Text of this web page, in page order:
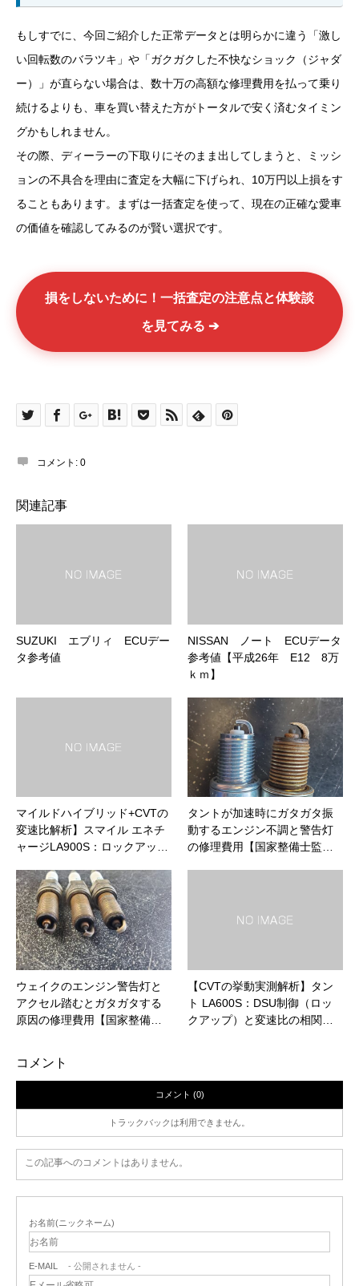
もしすでに、今回ご紹介した正常データとは明らかに違う「激し
い回転数のバラツキ」や「ガクガクした不快なショック（ジャダ
ー）」が直らない場合は、数十万の高額な修理費用を払って乗り
続けるよりも、車を買い替えた方がトータルで安く済むタイミン
グかもしれません。
その際、ディーラーの下取りにそのまま出してしまうと、ミッシ
ョンの不具合を理由に査定を大幅に下げられ、10万円以上損をす
ることもあります。まずは一括査定を使って、現在の正確な愛車
の価値を確認してみるのが賢い選択です。
損をしないために！一括査定の注意点と体験談
を見てみる ➔
コメント: 0
関連記事
SUZUKI エブリィ ECUデー
タ参考値
NISSAN ノート ECUデータ
参考値【平成26年 E12 8万
ｋｍ】
マイルドハイブリッド+CVTの
変速比解析】スマイル エネチ
ャージLA900S：ロックアッ…
タントが加速時にガタガタ振
動するエンジン不調と警告灯
の修理費用【国家整備士監…
ウェイクのエンジン警告灯と
アクセル踏むとガタガタする
原因の修理費用【国家整備…
【CVTの挙動実測解析】タン
ト LA600S：DSU制御（ロッ
クアップ）と変速比の相関…
コメント
コメント (0)
トラックバックは利用できません。
この記事へのコメントはありません。
お名前(ニックネーム)
E-MAIL - 公開されません -